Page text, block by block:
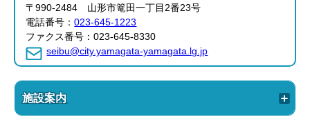
〒990-2484 山形市篭田一丁目2番23号
電話番号：023-645-1223
ファクス番号：023-645-8330
seibu@city.yamagata-yamagata.lg.jp
施設案内